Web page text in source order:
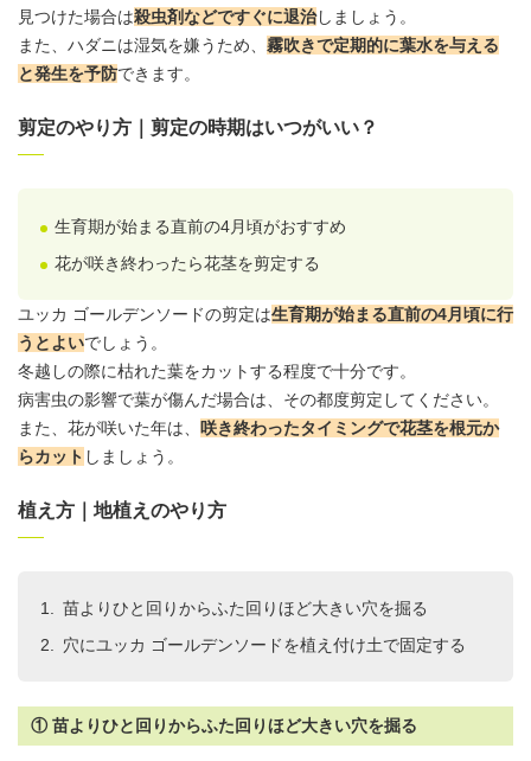
見つけた場合は殺虫剤などですぐに退治しましょう。
また、ハダニは湿気を嫌うため、 霧吹きで定期的に葉水を与える
と発生を予防できます。
剪定のやり方｜剪定の時期はいつがいい？
生育期が始まる直前の4月頃がおすすめ
花が咲き終わったら花茎を剪定する
ユッカ ゴールデンソードの剪定は生育期が始まる直前の4月頃に行
うとよいでしょう。
冬越しの際に枯れた葉をカットする程度で十分です。
病害虫の影響で葉が傷んだ場合は、その都度剪定してください。
また、花が咲いた年は、
咲き終わったタイミングで花茎を根元か
らカット しましょう。
植え方｜地植えのやり方
苗よりひと回りからふた回りほど大きい穴を掘る
穴にユッカ ゴールデンソードを植え付け土で固定する
① 苗よりひと回りからふた回りほど大きい穴を掘る